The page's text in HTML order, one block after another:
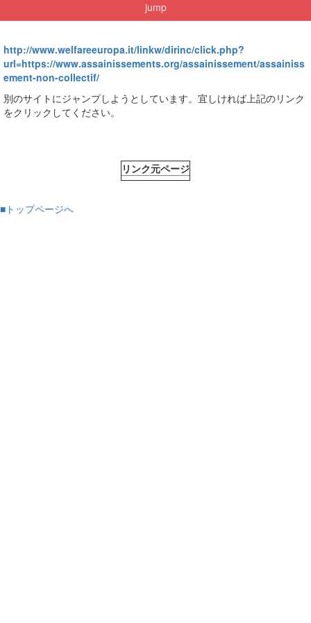
jump
http://www.welfareeuropa.it/linkw/dirinc/click.php?
url=https://www.assainissements.org/assainissement/assainiss
ement-non-collectif/
別のサイトにジャンプしようとしています。宜しければ上記のリンク
をクリックしてください。
リンク元ページ
■トップページへ